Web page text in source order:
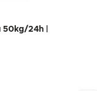
50kg/24h |